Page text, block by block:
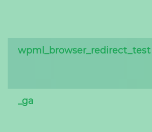
wpml_browser_redirect_test
_ga